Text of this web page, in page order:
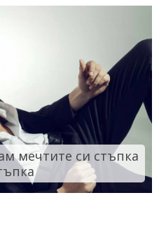
мечтите си стъпка